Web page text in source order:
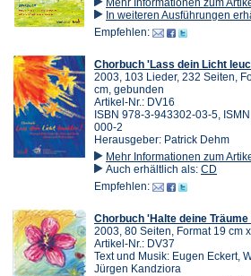
In weiteren Ausführungen
Empfehlen:
Chorbuch 'Lass dein Licht
2003, 103 Lieder, 232 Seiten,
cm, gebunden
Artikel-Nr.: DV16
ISBN 978-3-943302-03-5,
000-2
Herausgeber: Patrick Dehm
Mehr Informationen zum
Auch erhältlich als: CD
Empfehlen:
Chorbuch 'Halte deine
2003, 80 Seiten, Format 19 cm
Artikel-Nr.: DV37
Text und Musik: Eugen Eckert,
Jürgen Kandziora